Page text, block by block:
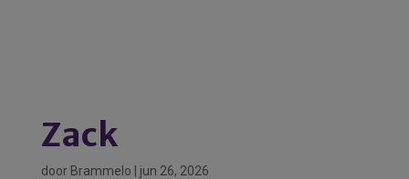
Zack
door Brammelo jun 26, 2026